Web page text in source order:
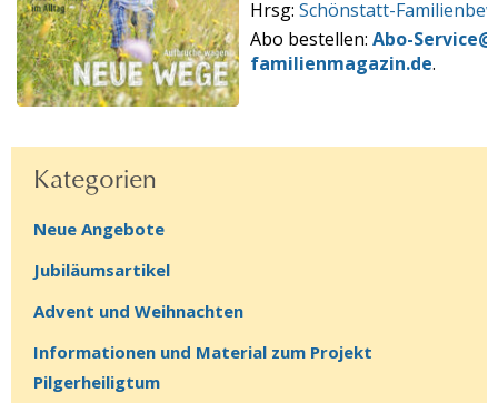
Hrsg: Schönstatt-
Abo bestellen: Abo-
familienmagazin.de.
Kategorien
Neue Angebote
Jubiläumsartikel
Advent und Weihnachten
Informationen und Material zum Projekt
Pilgerheiligtum